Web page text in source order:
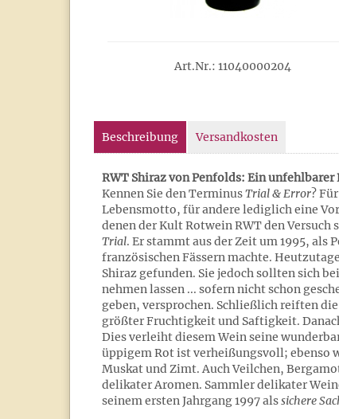
Art.Nr.: 11040000204
Beschreibung Versandkosten
RWT Shiraz von Penfolds: Ein
Kennen Sie den TerminusTrial & Error?
Lebensmotto, für andere lediglich eine
denen der Kult Rotwein RWT den
Trial. Er stammt aus der Zeit um 1995, als
französischen Fässern machte.
Shiraz gefunden. Sie jedoch sollten sich
nehmen lassen ... sofern nicht schon
geben, versprochen. Schließlich reiften
größter Fruchtigkeit und Saftigkeit.
Dies verleiht diesem Wein seine
üppigem Rot ist verheißungsvoll; ebenso
Muskat und Zimt. Auch Veilchen,
delikater Aromen. Sammler delikater
seinem ersten Jahrgang 1997 alssichere